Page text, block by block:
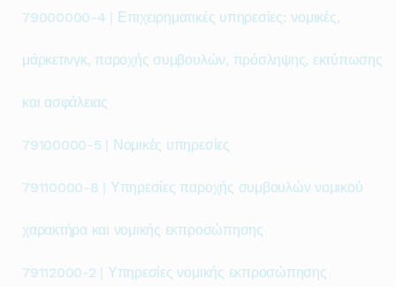
79000000-4 | Επιχειρηματικές υπηρεσίες: νομικές,
μάρκετινγκ, παροχής συμβουλών, πρόσληψης, εκτύπωσης
και ασφάλειας
79100000-5 | Νομικές υπηρεσίες
79110000-8 | Υπηρεσίες παροχής συμβουλών νομικού
χαρακτήρα και νομικής εκπροσώπησης
79112000-2 | Υπηρεσίες νομικής εκπροσώπησης